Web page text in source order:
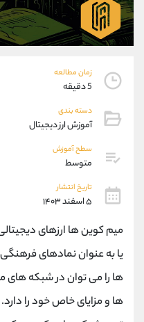
زمان مطالعه
5 دقیقه
دسته بندی
آموزش ارز دیجیتال
سطح آموزش
متوسط
تاریخ انتشار
۵ اسفند ۱۴۰۳
میم کوین ها ارزهای
یا به عنوان نمادهای
ها را می توان در شبکه های
ها و مزایای خاص خود را
واتساپ
تلگرام
پشتیبان فروش
موبایل
اطلاعات تماس
تلفن
بدون پیش شماره
اینستاگرام
کانال تلگرام